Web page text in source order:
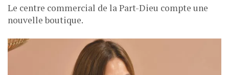
Le centre commercial de la Part-Dieu compte une
nouvelle boutique.